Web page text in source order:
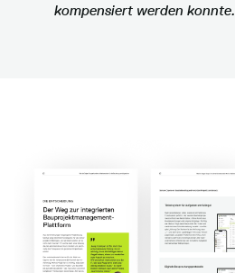
kompensiert werden konnte.